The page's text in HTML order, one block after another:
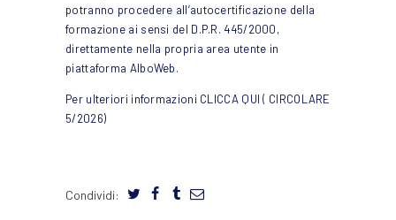
potranno procedere all’autocertificazione della
formazione ai sensi del D.P.R. 445/2000,
direttamente nella propria area utente in
piattaforma AlboWeb.
Per ulteriori informazioni CLICCA QUI ( CIRCOLARE
5/2026)
Condividi: